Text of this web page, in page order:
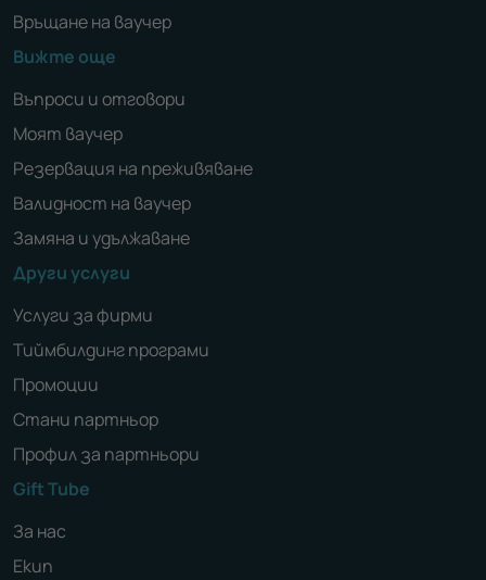
Връщане на ваучер
Вижте още
Въпроси и отговори
Моят ваучер
Резервация на преживяване
Валидност на ваучер
Замяна и удължаване
Други услуги
Услуги за фирми
Тиймбилдинг програми
Промоции
Стани партньор
Профил за партньори
Gift Tube
За нас
Екип